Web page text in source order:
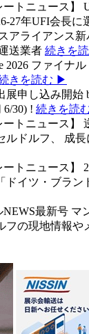
ートニュース】
27年UFI会長に
アライアンス
送業者 続きを
2026 ファイナ
きを読む ▶
展申し込み開始
30) ! 続きを読
ートニュース】
ルドルフ、 成
ートニュース】
ドイツ・ブラン
NEWS最新号 マ
フの現地情報や